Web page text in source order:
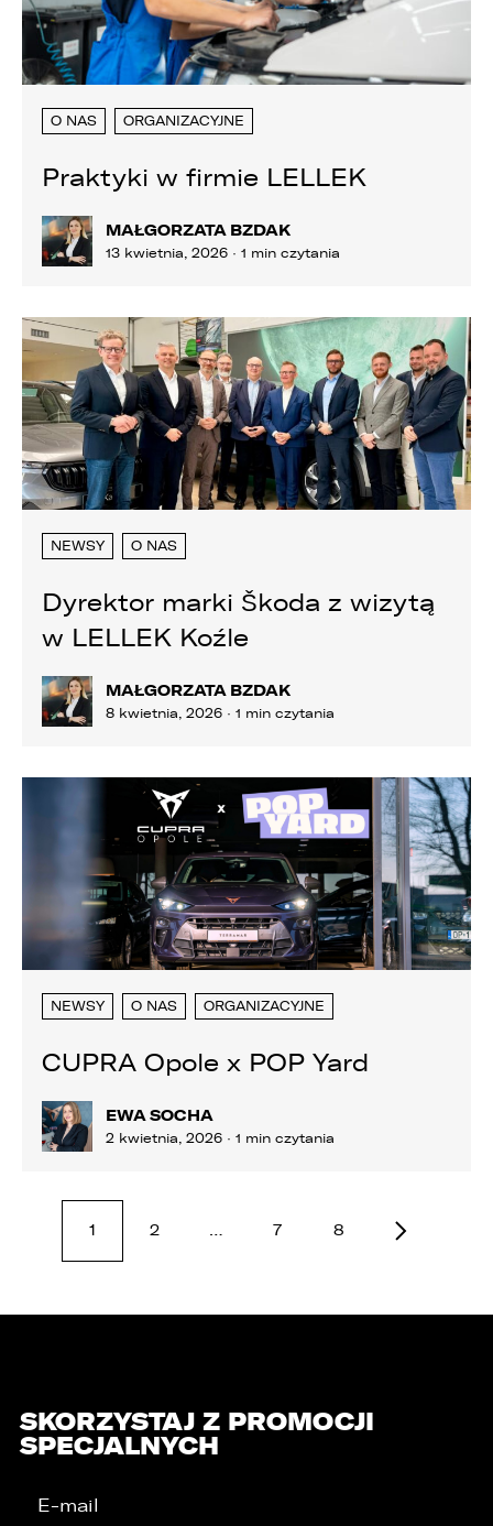
O NAS ORGANIZACYJNE
Praktyki w firmie LELLEK
MAŁGORZATA BZDAK
13 kwietnia, 2026 · 1 min czytania
NEWSY O NAS
Dyrektor marki Škoda z wizytą
w LELLEK Koźle
MAŁGORZATA BZDAK
8 kwietnia, 2026 · 1 min czytania
NEWSY O NAS ORGANIZACYJNE
CUPRA Opole x POP Yard
EWA SOCHA
2 kwietnia, 2026 · 1 min czytania
1 2 … 7 8
SKORZYSTAJ Z PROMOCJI
SPECJALNYCH